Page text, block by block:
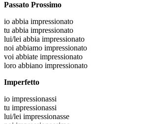
Passato Prossimo
io abbia impressionato
tu abbia impressionato
lui/lei abbia impressionato
noi abbiamo impressionato
voi abbiate impressionato
loro abbiano impressionato
Imperfetto
io impressionassi
tu impressionassi
lui/lei impressionasse